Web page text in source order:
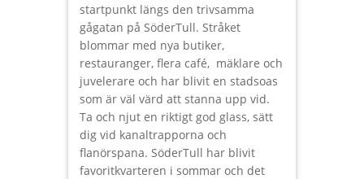
startpunkt längs den trivsamma
gågatan på SöderTull. Stråket
blommar med nya butiker,
restauranger, flera café, mäklare och
juvelerare och har blivit en stadsoas
som är väl värd att stanna upp vid.
Ta och njut en riktigt god glass, sätt
dig vid kanaltrapporna och
flanörspana. SöderTull har blivit
favoritkvarteren i sommar och det